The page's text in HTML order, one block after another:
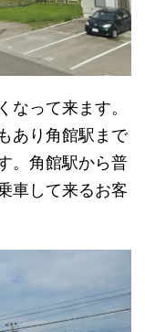
なって来ます。
あり角館駅まで
。角館駅から普
車して来るお客